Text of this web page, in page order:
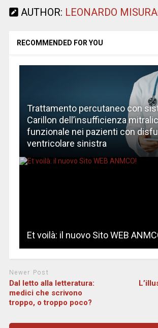
AUTHOR: LEONARDO
RECOMMENDED FOR YOU
Trattamento percutaneo con
Carillon dell’insufficienza
funzionale nei pazienti con
ventricolare sinistra
Et voilà: il nuovo Sito WEB
Newer Post
Dal letto alla letteratura:
medici che scrivono
troppo, o troppo poco?